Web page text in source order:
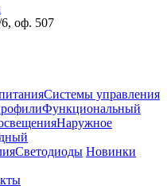
оф. 507
Системы управления
Функциональный
Наружное
Светодиоды Новинки